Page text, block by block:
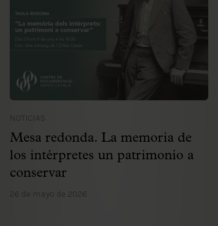
NOTICIAS
Mesa redonda. La memoria de
los intérpretes un patrimonio a
conservar
26 de mayo de 2026